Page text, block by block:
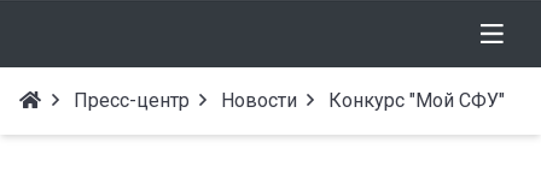
Пресс-центр Новости Конкурс "Мой СФУ"